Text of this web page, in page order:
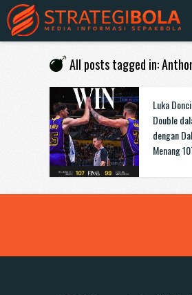
All posts tagged in:
Luka
Double
dengan
Menang